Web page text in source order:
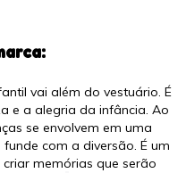
vai além do vestuário. É
e a alegria da infância. Ao
se envolvem em uma
com a diversão. É um
memórias que serão